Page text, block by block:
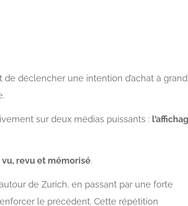
de déclencher une intention d’achat à
sur deux médias puissants :
vu, revu et mémorisé.
de Zurich, en passant par une forte
le précédent. Cette répétition